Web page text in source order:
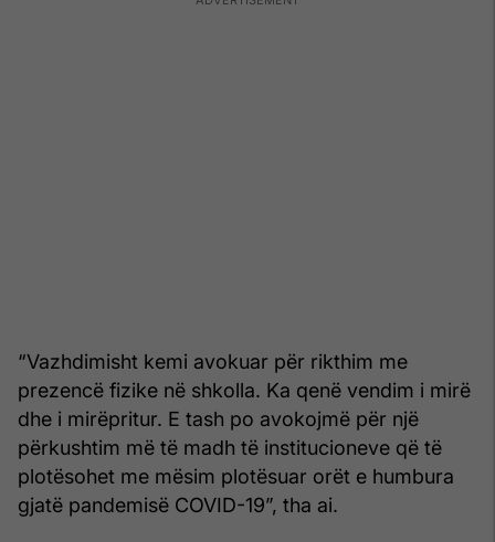
“Vazhdimisht kemi avokuar për rikthim me
prezencë fizike në shkolla. Ka qenë vendim i mirë
dhe i mirëpritur. E tash po avokojmë për një
përkushtim më të madh të institucioneve që të
plotësohet me mësim plotësuar orët e humbura
gjatë pandemisë COVID-19”, tha ai.